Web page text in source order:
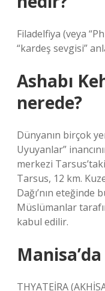
Filadelfiya (veya
“kardeş sevgisi”
Ashabı
nerede?
Dünyanın birçok
Uyuyanlar”
merkezi Tarsus’taki
Tarsus, 12 km.
Dağı’nın eteğinde
Müslümanlar
kabul edilir.
THYATEİRA